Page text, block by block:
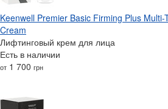
Keenwell Premier Basic Firming Plus
Cream
Лифтинговый крем для лица
Есть в наличии
от 1 700 грн